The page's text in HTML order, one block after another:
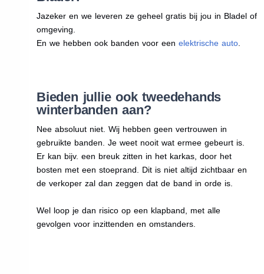
Jazeker en we leveren ze geheel gratis bij jou in Bladel of
omgeving.
En we hebben ook banden voor een elektrische auto.
Bieden jullie ook tweedehands
winterbanden aan?
Nee absoluut niet. Wij hebben geen vertrouwen in
gebruikte banden. Je weet nooit wat ermee gebeurt is.
Er kan bijv. een breuk zitten in het karkas, door het
bosten met een stoeprand. Dit is niet altijd zichtbaar en
de verkoper zal dan zeggen dat de band in orde is.
Wel loop je dan risico op een klapband, met alle
gevolgen voor inzittenden en omstanders.